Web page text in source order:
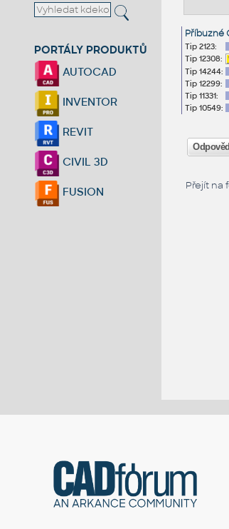
PORTÁLY PRODUKTŮ
AUTOCAD
INVENTOR
REVIT
CIVIL 3D
FUSION
Příbuzné
Tip 2123:
Tip 12308:
Tip 14244:
Tip 12299:
Tip 11331:
Tip 10549:
Přejít na